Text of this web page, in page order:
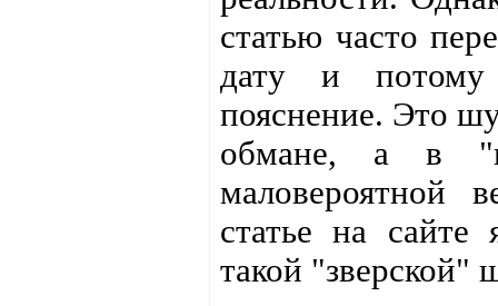
статью часто
дату и потому
пояснение. Это
обмане, а в
маловероятной
статье на сайте
такой "зверской"